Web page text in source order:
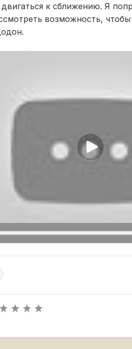
к сближению. Я
возможность,